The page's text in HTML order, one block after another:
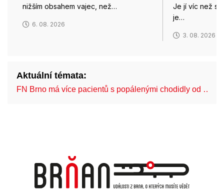
nižším obsahem vajec, než…
6. 08. 2026
Je jí víc než
je…
3. 08. 2026
Aktuální témata:
FN Brno má více pacientů s popálenými chodidly od …